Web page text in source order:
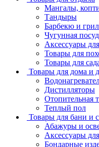
Мангалы,
Тандыры
Барбекю и
Чугунная
Аксессуары
Товары для
Товары для
Товары для дома и
Дистилляторы
Отопительная
Теплый пол
Товары для бани и
Абажуры и
Аксессуары
Бондарные